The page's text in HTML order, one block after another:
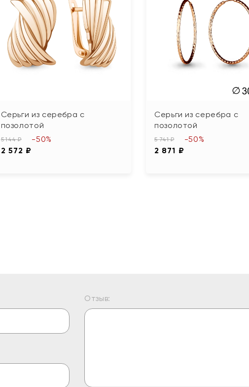
Серьги из серебра с
позолотой
5 144 ₽
2 572 ₽
-50%
Серьги из серебра с
позолотой
5 741 ₽
2 871 ₽
-50%
Отзыв: